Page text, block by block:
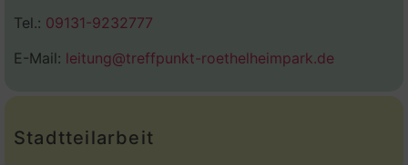
Tel.: 09131-9232777
E-Mail: leitung@treffpunkt-roethelheimpark.de
Stadtteilarbeit